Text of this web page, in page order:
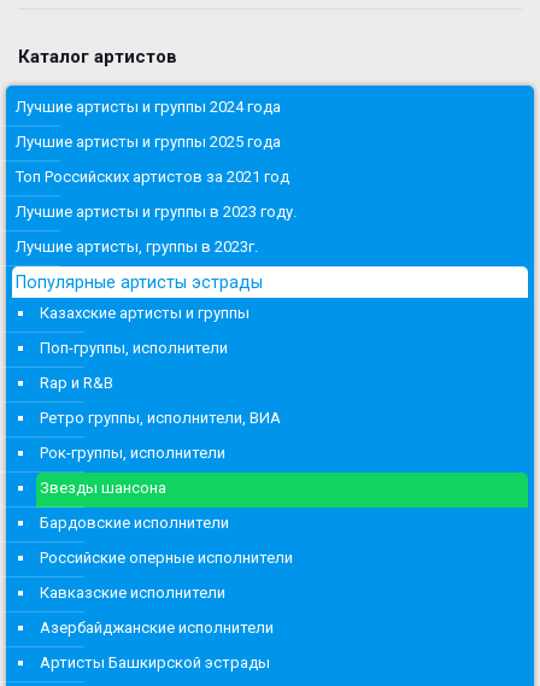
Каталог артистов
Лучшие артисты и группы 2024 года
Лучшие артисты и группы 2025 года
Топ Российских артистов за 2021 год
Лучшие артисты и группы в 2023 году.
Лучшие артисты, группы в 2023г.
Популярные артисты эстрады
Казахские артисты и группы
Поп-группы, исполнители
Rap и R&B
Ретро группы, исполнители, ВИА
Рок-группы, исполнители
Звезды шансона
Бардовские исполнители
Российские оперные исполнители
Кавказские исполнители
Азербайджанские исполнители
Артисты Башкирской эстрады